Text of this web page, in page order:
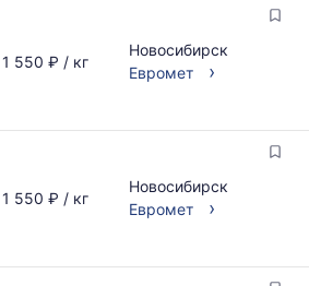
1 550 ₽ / кг
Новосибирск
Евромет
›
1 550 ₽ / кг
Новосибирск
Евромет
›